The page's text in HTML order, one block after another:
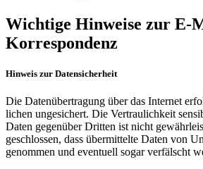
Wichtige Hinweise zur E-
Korrespondenz
Hinweis zur Datensicherheit
Die Daten­übertragung über das Internet
lichen ungesichert. Die Vertraulich­keit
Daten gegen­über Dritten ist nicht
geschlossen, dass über­mittelte Daten von
genommen und eventuell sogar verfälscht